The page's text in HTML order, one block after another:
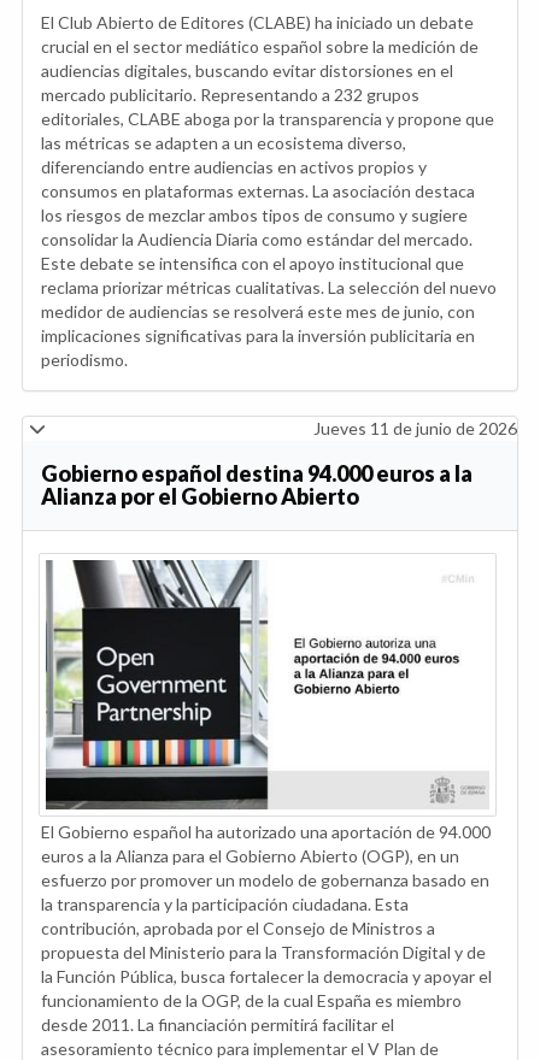
El Club Abierto de Editores (CLABE) ha iniciado un debate
crucial en el sector mediático español sobre la medición de
audiencias digitales, buscando evitar distorsiones en el
mercado publicitario. Representando a 232 grupos
editoriales, CLABE aboga por la transparencia y propone que
las métricas se adapten a un ecosistema diverso,
diferenciando entre audiencias en activos propios y
consumos en plataformas externas. La asociación destaca
los riesgos de mezclar ambos tipos de consumo y sugiere
consolidar la Audiencia Diaria como estándar del mercado.
Este debate se intensifica con el apoyo institucional que
reclama priorizar métricas cualitativas. La selección del nuevo
medidor de audiencias se resolverá este mes de junio, con
implicaciones significativas para la inversión publicitaria en
periodismo.
Jueves 11 de junio de 2026
Gobierno español destina 94.000 euros a la
Alianza por el Gobierno Abierto
El Gobierno español ha autorizado una aportación de 94.000
euros a la Alianza para el Gobierno Abierto (OGP), en un
esfuerzo por promover un modelo de gobernanza basado en
la transparencia y la participación ciudadana. Esta
contribución, aprobada por el Consejo de Ministros a
propuesta del Ministerio para la Transformación Digital y de
la Función Pública, busca fortalecer la democracia y apoyar el
funcionamiento de la OGP, de la cual España es miembro
desde 2011. La financiación permitirá facilitar el
asesoramiento técnico para implementar el V Plan de